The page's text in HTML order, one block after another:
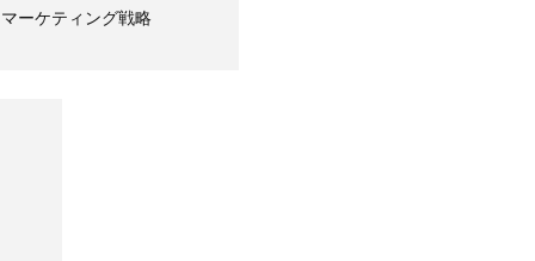
マーケティング戦略